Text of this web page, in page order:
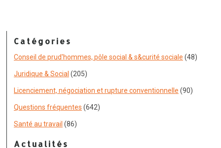
Catégories
Conseil de prud'hommes, pôle social & s&curité sociale (48)
Juridique & Social (205)
Licenciement, négociation et rupture conventionnelle (90)
Questions fréquentes (642)
Santé au travail (86)
Actualités